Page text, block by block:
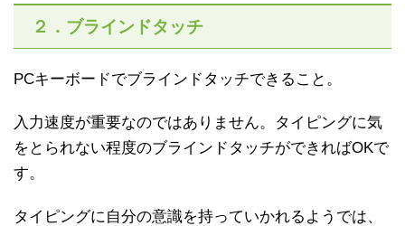
２．ブラインドタッチ
PCキーボードでブラインドタッチできること。
入力速度が重要なのではありません。タイピングに気
をとられない程度のブラインドタッチができればOKで
す。
タイピングに自分の意識を持っていかれるようでは、